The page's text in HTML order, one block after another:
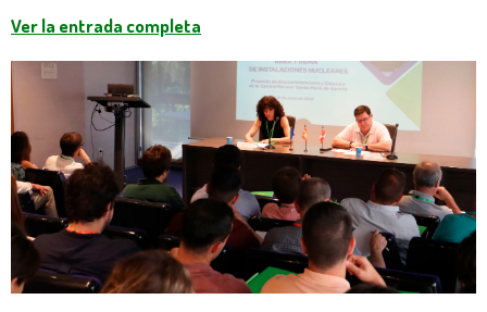
Ver la entrada completa